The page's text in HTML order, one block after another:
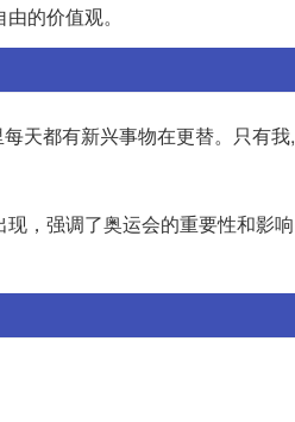
的价值观。
天都有新兴事物在更替。只有我,
，强调了奥运会的重要性和影响